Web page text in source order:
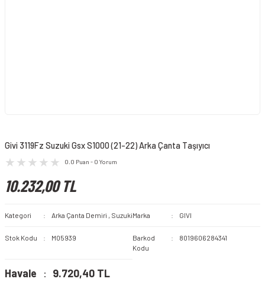
Givi 3119Fz Suzuki Gsx S1000 (21-22) Arka Çanta Taşıyıcı
0.0 Puan - 0 Yorum
10.232,00 TL
Kategori Arka Çanta Demiri , SuzukiMarka GIVI
Stok Kodu M05939
Barkod
Kodu
8019606284341
Havale
9.720,40 TL